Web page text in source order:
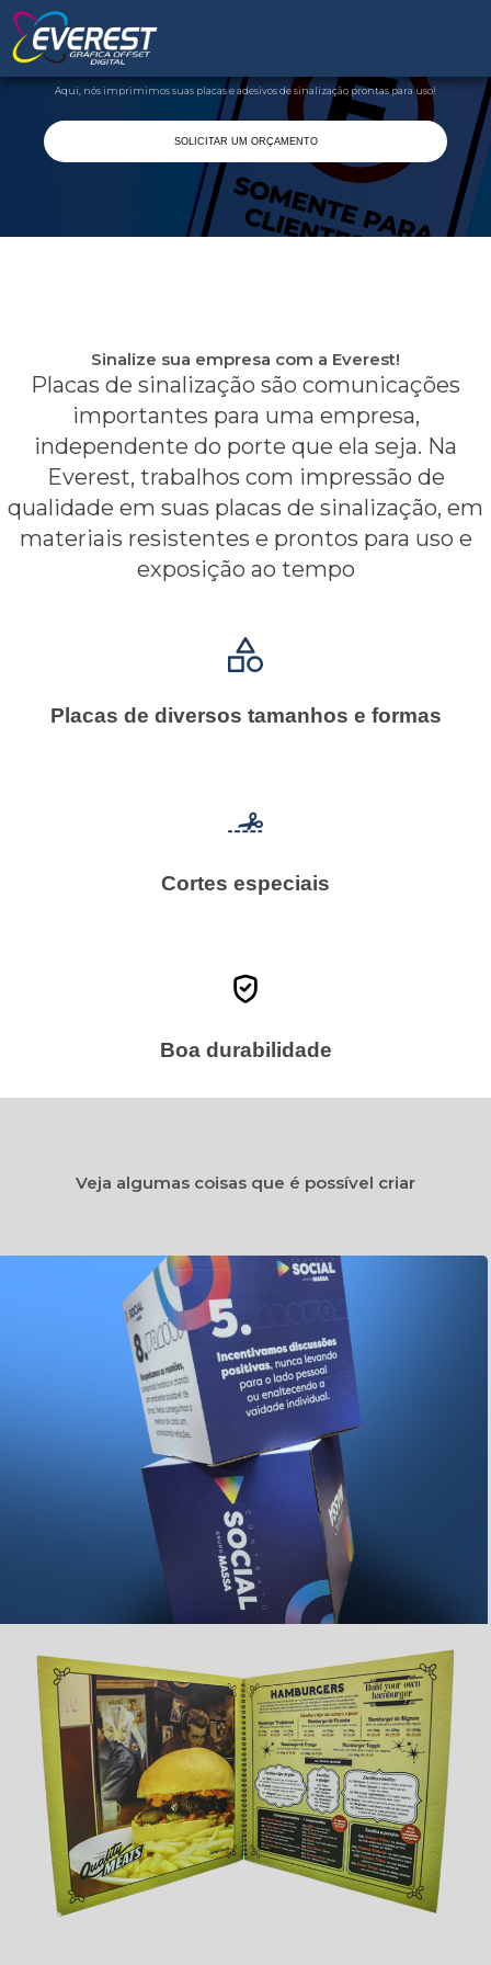
Aqui, nós imprimimos suas placas e adesivos de sinalização prontas para uso!
SOLICITAR UM ORÇAMENTO
Sinalize sua empresa com a Everest!
Placas de sinalização são comunicações
importantes para uma empresa,
independente do porte que ela seja. Na
Everest, trabalhos com impressão de
qualidade em suas placas de sinalização, em
materiais resistentes e prontos para uso e
exposição ao tempo
noção de algumas coisas que nós criamos!
Placas de diversos tamanhos e formas
Cortes especiais
Boa durabilidade
Veja algumas coisas que é possível criar